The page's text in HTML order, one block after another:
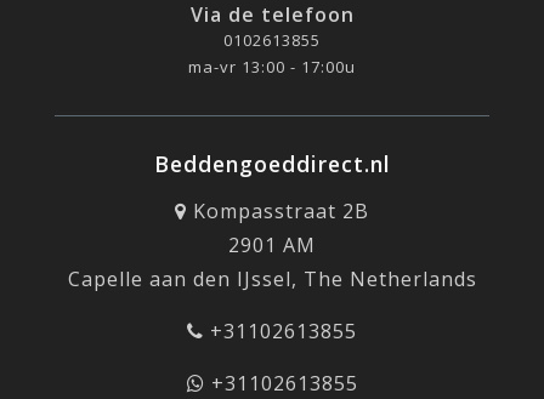
Via de telefoon
0102613855
ma-vr 13:00 - 17:00u
Beddengoeddirect.nl
Kompasstraat 2B
2901 AM
Capelle aan den IJssel, The Netherlands
+31102613855
+31102613855